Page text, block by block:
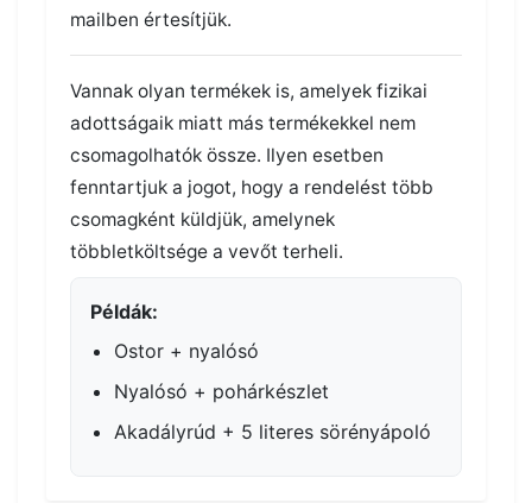
mailben értesítjük.
Vannak olyan termékek is, amelyek fizikai
adottságaik miatt más termékekkel nem
csomagolhatók össze. Ilyen esetben
fenntartjuk a jogot, hogy a rendelést több
csomagként küldjük, amelynek
többletköltsége a vevőt terheli.
Példák:
Ostor + nyalósó
Nyalósó + pohárkészlet
Akadályrúd + 5 literes sörényápoló